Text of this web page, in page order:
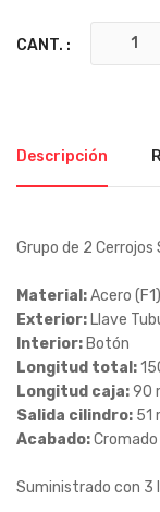
CANT. :
Descripción
Grupo de 2 Cerrojos
Material:Acero (F1)
Exterior: Llave
Interior: Botón
Longitud total:
Longitud caja:90
Salida cilindro: 51
Acabado:
Suministrado con 3